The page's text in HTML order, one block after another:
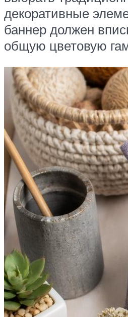
декоративные
баннер должен
общую цветовую